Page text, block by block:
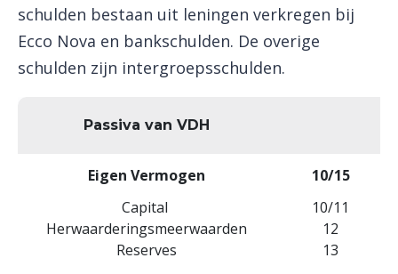
schulden bestaan ​​uit leningen verkregen bij
Ecco Nova en bankschulden. De overige
schulden zijn intergroepsschulden.
Passiva van VDH
Eigen Vermogen
10/15
Capital
10/11
Herwaarderingsmeerwaarden
12
Reserves
13